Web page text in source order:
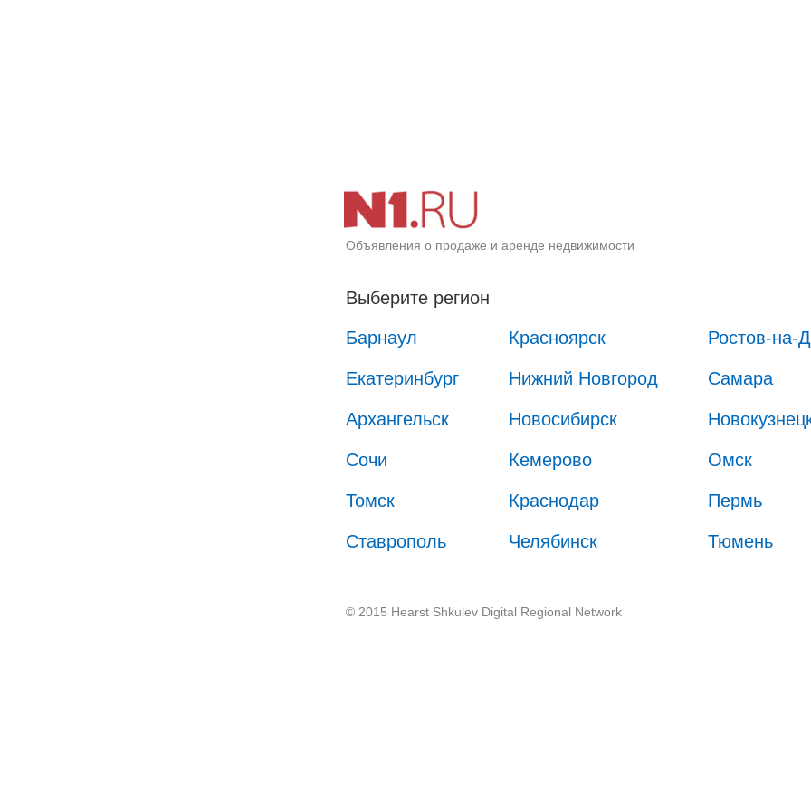
Объявления о продаже и аренде недвижимости
Выберите регион
Барнаул
Красноярск Ростов-на-
Екатеринбург Нижний Новгород Самара
Архангельск Новосибирск
Сочи Кемерово Омск
Томск Краснодар Пермь
Ставрополь Челябинск Тюмень
© 2015 Hearst Shkulev Digital Regional Network